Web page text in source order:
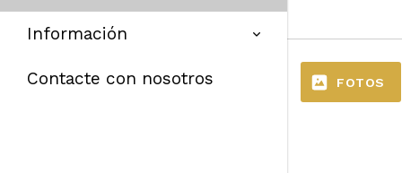
Información
Contacte con nosotros FOTOS